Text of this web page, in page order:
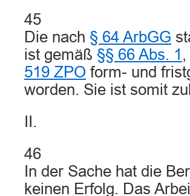
45
Die nach § 64 ArbGG
ist gemäß §§ 66 Abs. 1 ,
519 ZPO form- und
worden. Sie ist somit
II.
46
In der Sache hat die
keinen Erfolg. Das